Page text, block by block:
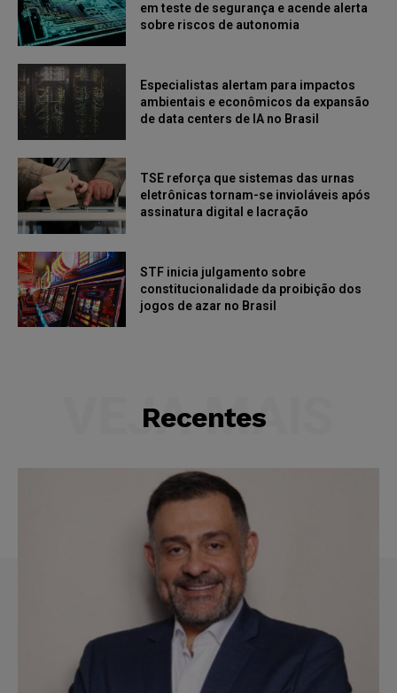
em teste de segurança e acende alerta
sobre riscos de autonomia
Especialistas alertam para impactos
ambientais e econômicos da expansão
de data centers de IA no Brasil
TSE reforça que sistemas das urnas
eletrônicas tornam-se invioláveis após
assinatura digital e lacração
STF inicia julgamento sobre
constitucionalidade da proibição dos
jogos de azar no Brasil
Recentes
VEJA MAIS